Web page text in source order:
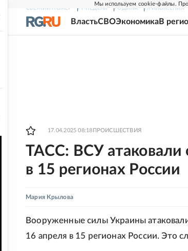
Мы используем cookie-файлы.
СВЕЖИЙ НОМЕР РГ-НЕДЕЛЯ РОДИНА ПРИЛОЖЕНИЯ
ВластьСВОЭкономикаВ
17.04.2025 08:18 ПРОИСШЕСТВИЯ
ТАСС: ВСУ атаковали
в 15 регионах России
Мария Крылова
Вооруженные силы Украины
16 апреля в 15 регионах России. Это